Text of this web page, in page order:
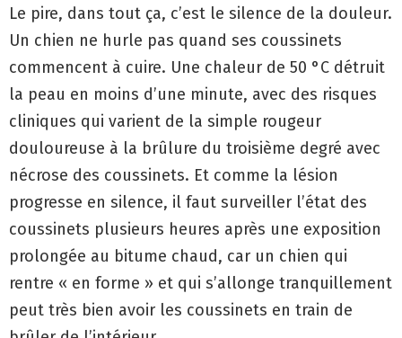
Le pire, dans tout ça, c’est le silence de la douleur.
Un chien ne hurle pas quand ses coussinets
commencent à cuire. Une chaleur de 50 °C détruit
la peau en moins d’une minute, avec des risques
cliniques qui varient de la simple rougeur
douloureuse à la brûlure du troisième degré avec
nécrose des coussinets. Et comme la lésion
progresse en silence, il faut surveiller l’état des
coussinets plusieurs heures après une exposition
prolongée au bitume chaud, car un chien qui
rentre « en forme » et qui s’allonge tranquillement
peut très bien avoir les coussinets en train de